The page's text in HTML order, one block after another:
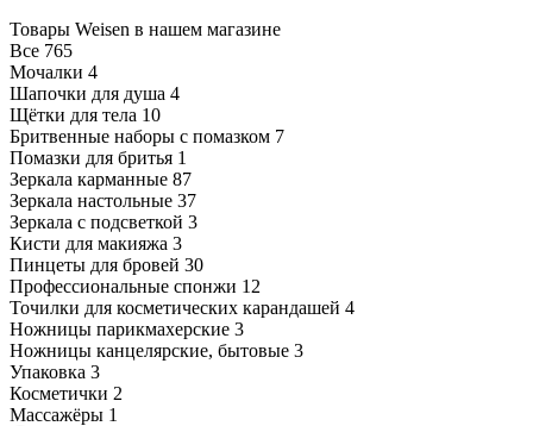
Товары Weisen в нашем магазине
Все 765
Мочалки 4
Шапочки для душа 4
Щётки для тела 10
Бритвенные наборы с помазком 7
Помазки для бритья 1
Зеркала карманные 87
Зеркала настольные 37
Зеркала с подсветкой 3
Кисти для макияжа 3
Пинцеты для бровей 30
Профессиональные спонжи 12
Точилки для косметических карандашей 4
Ножницы парикмахерские 3
Ножницы канцелярские, бытовые 3
Упаковка 3
Косметички 2
Массажёры 1